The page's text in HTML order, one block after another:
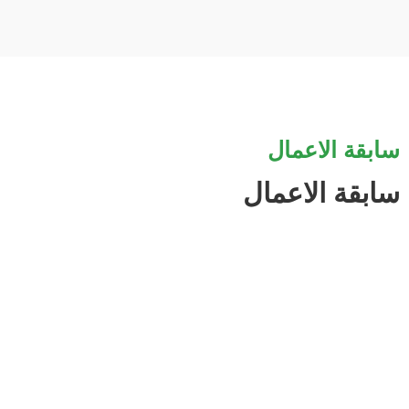
سابقة الاعمال
سابقة الاعمال